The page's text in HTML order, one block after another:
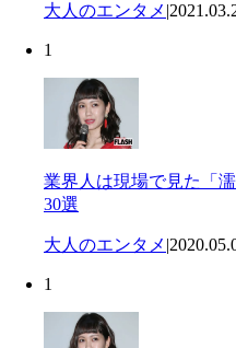
大人のエンタメ |
1
業界人は現場で見た「
30選
大人のエンタメ |
1